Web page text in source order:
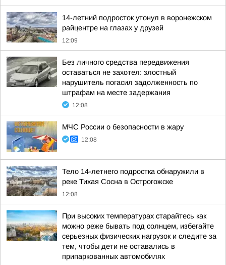
14-летний подросток утонул в воронежском
райцентре на глазах у друзей
12:09
Без личного средства передвижения
оставаться не захотел: злостный
нарушитель погасил задолженность по
штрафам на месте задержания
12:08
МЧС России о безопасности в жару
12:08
Тело 14-летнего подростка обнаружили в
реке Тихая Сосна в Острогожске
12:08
При высоких температурах старайтесь как
можно реже бывать под солнцем, избегайте
серьезных физических нагрузок и следите за
тем, чтобы дети не оставались в
припаркованных автомобилях